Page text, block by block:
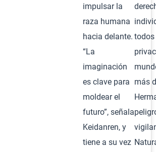
impulsar la
raza humana
hacia delante.
“La
imaginación
es clave para
moldear el
futuro”, señala
Keidanren, y
tiene a su vez
todos
más